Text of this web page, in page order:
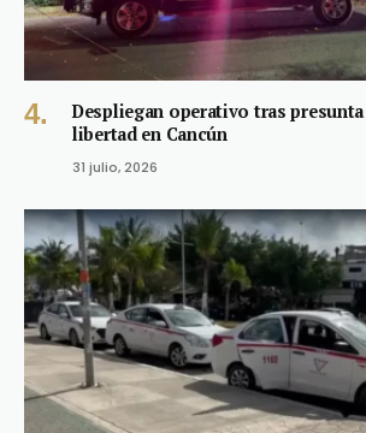
Despliegan operativo tras
libertad en Cancún
31 julio, 2026